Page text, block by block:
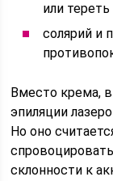
или
солярий и
Вместо крема,
эпиляции
Но оно
склонности к